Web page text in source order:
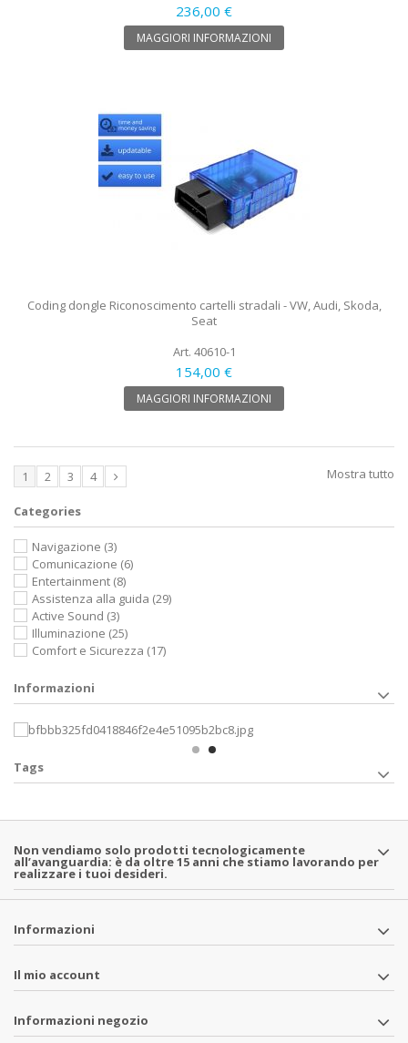
236,00 €
MAGGIORI INFORMAZIONI
Coding dongle Riconoscimento cartelli stradali - VW, Audi, Skoda,
Seat
Art. 40610-1
154,00 €
MAGGIORI INFORMAZIONI
Mostra tutto
1 2 3 4
Categories
Navigazione (3)
Comunicazione (6)
Entertainment (8)
Assistenza alla guida (29)
Active Sound (3)
Illuminazione (25)
Comfort e Sicurezza (17)
Informazioni
Tags
Non vendiamo solo prodotti tecnologicamente
all’avanguardia: è da oltre 15 anni che stiamo lavorando per
realizzare i tuoi desideri.
Informazioni
Il mio account
Informazioni negozio